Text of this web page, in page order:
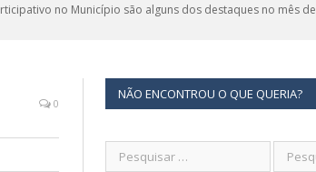
no Município são alguns dos destaques no mês de
0
NÃO ENCONTROU O QUE QUERIA?